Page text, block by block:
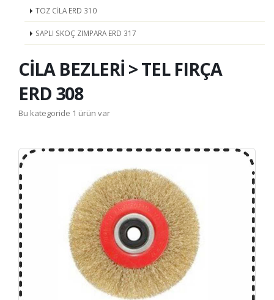
TOZ CİLA ERD 310
SAPLI SKOÇ ZIMPARA ERD 317
CİLA BEZLERİ > TEL FIRÇA
ERD 308
Bu kategoride 1 ürün var